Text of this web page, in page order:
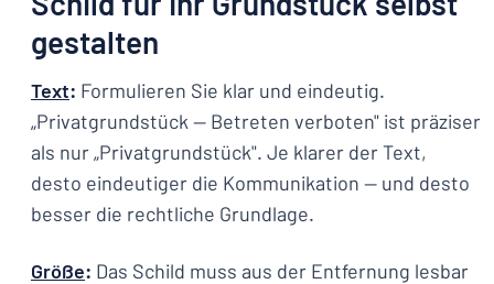
gestalten
Text: Formulieren Sie klar und eindeutig.
„Privatgrundstück — Betreten verboten" ist präziser
als nur „Privatgrundstück". Je klarer der Text,
desto eindeutiger die Kommunikation — und desto
besser die rechtliche Grundlage.
Größe: Das Schild muss aus der Entfernung lesbar